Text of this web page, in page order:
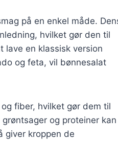
på en enkel måde.
hvilket gør den til
lave en klassisk version
og feta, vil bønnesalat
fiber, hvilket gør dem til
og proteiner kan
giver kroppen de